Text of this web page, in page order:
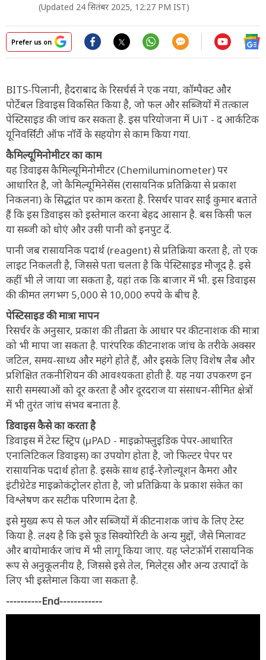
(Updated 24 सितंबर 2025, 12:27 PM IST)
Prefer us on
BITS-पिलानी, हैदराबाद के रिसर्चर्स ने एक नया, कॉम्पैक्ट और
पोर्टेबल डिवाइस विकसित किया है, जो फल और सब्जियों में तत्काल
पेस्टिसाइड की जांच कर सकता है. इस परियोजना में UiT - द आर्कटिक
यूनिवर्सिटी ऑफ नॉर्वे के सहयोग से काम किया गया.
कैमिल्यूमिनोमीटर का काम
यह डिवाइस कैमिल्यूमिनोमीटर (Chemiluminometer) पर
आधारित है, जो कैमिल्यूमिनेसेंस (रासायनिक प्रतिक्रिया से प्रकाश
निकलना) के सिद्धांत पर काम करता है. रिसर्चर पावर साईं कुमार बताते
हैं कि इस डिवाइस को इस्तेमाल करना बेहद आसान है. बस किसी फल
या सब्जी को धोएं और उसी पानी को इनपुट दें.
पानी जब रासायनिक पदार्थ (reagent) से प्रतिक्रिया करता है, तो एक
लाइट निकलती है, जिससे पता चलता है कि पेस्टिसाइड मौजूद है. इसे
कहीं भी ले जाया जा सकता है, यहां तक कि बाजार में भी. इस डिवाइस
की कीमत लगभग 5,000 से 10,000 रुपये के बीच है.
पेस्टिसाइड की मात्रा मापन
रिसर्चर के अनुसार, प्रकाश की तीव्रता के आधार पर कीटनाशक की मात्रा
को भी मापा जा सकता है. पारंपरिक कीटनाशक जांच के तरीके अक्सर
जटिल, समय-साध्य और महंगे होते हैं, और इसके लिए विशेष लैब और
प्रशिक्षित तकनीशियन की आवश्यकता होती है. यह नया उपकरण इन
सारी समस्याओं को दूर करता है और दूरदराज या संसाधन-सीमित क्षेत्रों
में भी तुरंत जांच संभव बनाता है.
डिवाइस कैसे का करता है
डिवाइस में टेस्ट स्ट्रिप (µPAD - माइक्रोफ्लुइडिक पेपर-आधारित
एनालिटिकल डिवाइस) का उपयोग होता है, जो फिल्टर पेपर पर
रासायनिक पदार्थ होता है. इसके साथ हाई-रेज़ोल्यूशन कैमरा और
इंटीग्रेटेड माइक्रोकंट्रोलर होता है, जो प्रतिक्रिया के प्रकाश संकेत का
विश्लेषण कर सटीक परिणाम देता है.
इसे मुख्य रूप से फल और सब्जियों में कीटनाशक जांच के लिए टेस्ट
किया है. लक्ष्य है कि इसे फूड सिक्योरिटी के अन्य मुद्दों, जैसे मिलावट
और बायोमार्कर जांच में भी लागू किया जाए. यह प्लेटफ़ॉर्म रासायनिक
रूप से अनुकूलनीय है, जिससे इसे तेल, मिलेट्स और अन्य उत्पादों के
लिए भी इस्तेमाल किया जा सकता है.
----------End------------